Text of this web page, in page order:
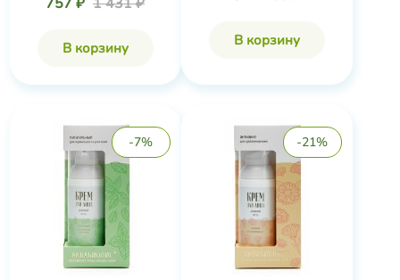
В корзину В корзину
-7% -21%